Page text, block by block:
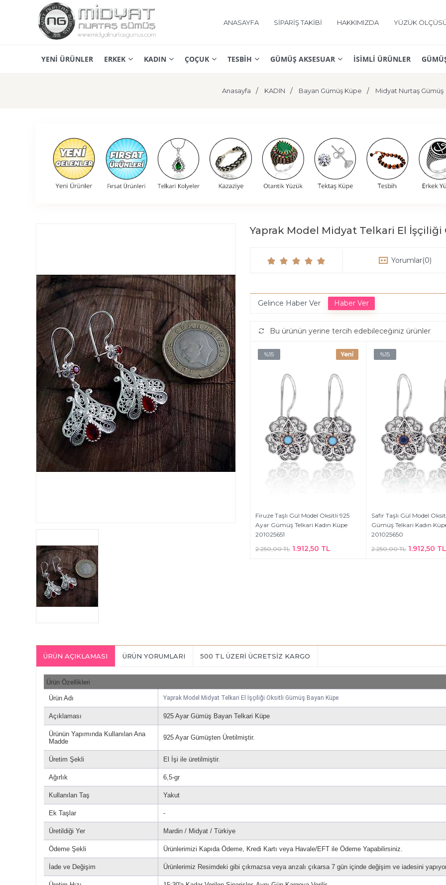
ANASAYFA SİPARİŞ TAKİBİ HAKKIMIZDA YÜZÜK
YENİ ÜRÜNLER ERKEK KADIN ÇOÇUK TESBİH GÜMÜŞ AKSESUAR İSİMLİ ÜRÜNLER
Anasayfa KADIN Bayan Gümüş Küpe Midyat Nurtaş Gümüş
Yaprak Model Midyat Telkari El
Yorumlar(0)
Gelince Haber Ver
Bu ürünün yerine tercih edebileceğiniz ürünler
%15
Firuze Taşlı Gül Model Oksitli 925
Ayar Gümüş Telkari Kadın Küpe
201025651
2.250,00 TL 1.912,50 TL
%15
Safir Taşlı Gül Model
Gümüş Telkari Kadın
201025650
2.250,00 TL 1.912,50
ÜRÜN AÇIKLAMASI ÜRÜN YORUMLARI 500 TL ÜZERİ ÜCRETSİZ KARGO
Ürün Özellikleri
Ürün Adı Yaprak Model Midyat Telkari El İşçiliği Oksitli Gümüş Bayan Küpe
Açıklaması 925 Ayar Gümüş Bayan Telkari Küpe
Ürünün Yapımında Kullanılan Ana
Madde
925 Ayar Gümüşten Üretilmiştir.
Üretim Şekli El İşi ile üretilmiştir.
Ağırlık 6,5-gr
Kullanılan Taş Yakut
Ek Taşlar -
Üretildiği Yer Mardin / Midyat / Türkiye
Ödeme Şekli Ürünlerimizi Kapıda Ödeme, Kredi Kartı veya Havale/EFT ile Ödeme Yapabilirsiniz.
İade ve Değişim Ürünlerimiz Resimdeki gibi çıkmazsa veya arızalı çıkarsa 7 gün içinde değişim ve iadesini